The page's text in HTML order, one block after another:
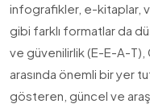
infografikler, e-kitaplar,
gibi farklı formatlar da
ve güvenilirlik (E-E-A-T),
arasında önemli bir yer
gösteren, güncel ve